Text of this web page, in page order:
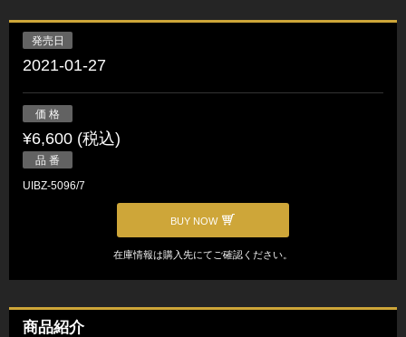
発売日
2021-01-27
価 格
¥6,600 (税込)
品 番
UIBZ-5096/7
BUY NOW
在庫情報は購入先にてご確認ください。
商品紹介